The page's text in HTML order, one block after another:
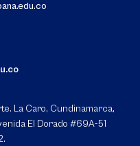
La Caro, Cundinamarca,
El Dorado #69A-51